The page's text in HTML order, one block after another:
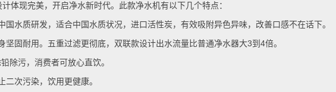
体现完美，开启净水新时代。此款净水机有以下几个特点：
国水质研发，适合中国水质状况，进口活性炭，有效吸附异色异味，改善口感不在话下。
坚固耐用。五重过滤更彻底，双联款设计出水流量比普通净水器大3到 4倍。
除污，消费者可放心直饮。
二次污染，饮用更健康。